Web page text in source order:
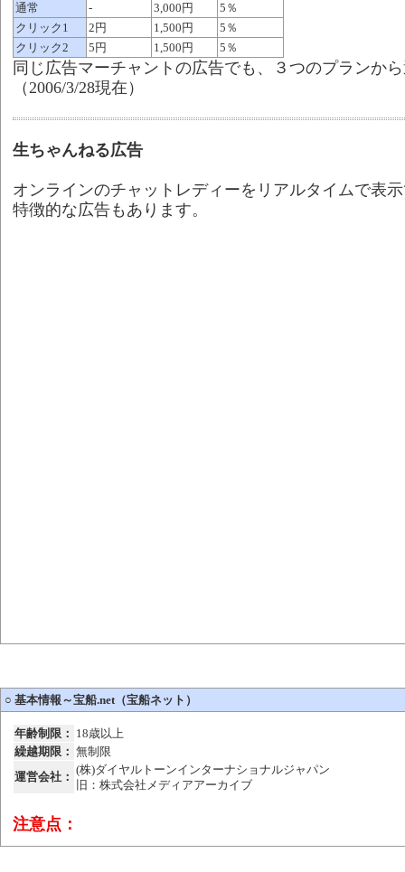
通常
- 3,000円
5％
クリック1
2円 1,500円
5％
クリック2
5円 1,500円 5％
同じ広告マーチャントの広告でも、３つのプランか
（2006/3/28現在）
生ちゃんねる広告
オンラインのチャットレディーをリアルタイムで表
特徴的な広告もあります。
○ 基本情報～宝船.net（宝船ネット）
年齢制限： 18歳以上
繰越期限： 無制限
運営会社：
(株)ダイヤルトーンインターナショナルジャパン
旧：株式会社メディアアーカイブ
注意点：